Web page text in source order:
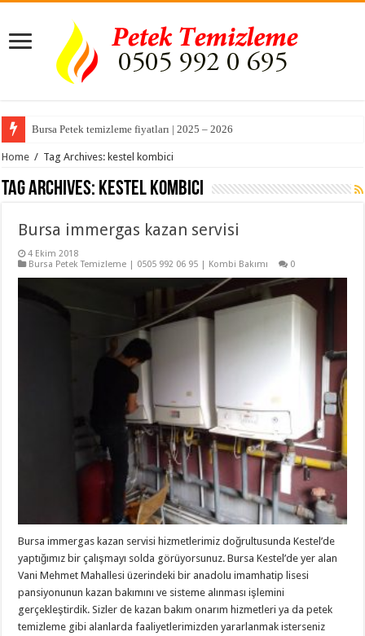
Bursa Petek temizleme fiyatları | 2025 – 2026
Home / Tag Archives: kestel kombici
Tag Archives: kestel kombici
Bursa immergas kazan servisi
4 Ekim 2018
Bursa Petek Temizleme | 0505 992 06 95 | Kombi Bakımı
0
Bursa immergas kazan servisi hizmetlerimiz doğrultusunda Kestel’de
yaptığımız bir çalışmayı solda görüyorsunuz. Bursa Kestel’de yer alan
Vani Mehmet Mahallesi üzerindeki bir anadolu imamhatip lisesi
pansiyonunun kazan bakımını ve sisteme alınması işlemini
gerçekleştirdik. Sizler de kazan bakım onarım hizmetleri ya da petek
temizleme gibi alanlarda faaliyetlerimizden yararlanmak isterseniz